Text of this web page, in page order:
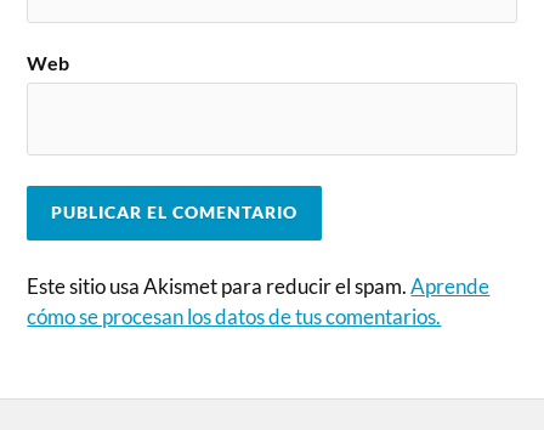
Web
Este sitio usa Akismet para reducir el spam.Aprende
cómo se procesan los datos de tus comentarios.